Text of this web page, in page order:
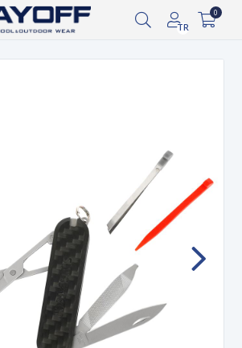
iş günü arasında kargoya verilecektir.
TR
0